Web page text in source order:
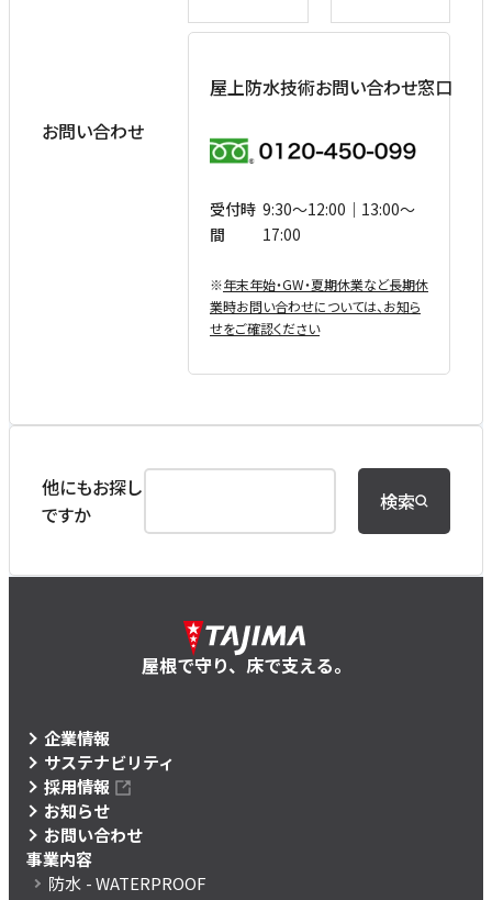
お問い合わせ
屋上防水技術お問い合わせ窓口
受付時
間
9:30〜12:00｜13:00〜
17:00
※年末年始・GW・夏期休業など⻑期休
業時お問い合わせについては、お知ら
せをご確認ください
他にもお探し
ですか
検索
屋根で守り、床で支える。
企業情報
サステナビリティ
採用情報
お知らせ
お問い合わせ
事業内容
防水 - WATERPROOF